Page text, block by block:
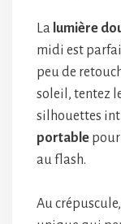
La lumière
midi est
peu de
soleil, tentez
silhouettes
portable
au flash.
Au crépuscule,